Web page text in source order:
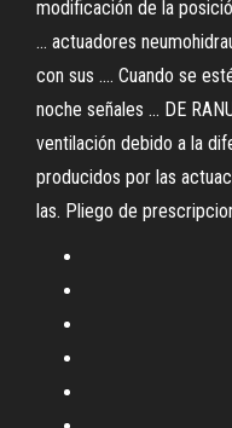
modificación de la
... actuadores
con sus .... Cuando se
noche señales ... DE
ventilación debido a la
producidos por las
las. Pliego de